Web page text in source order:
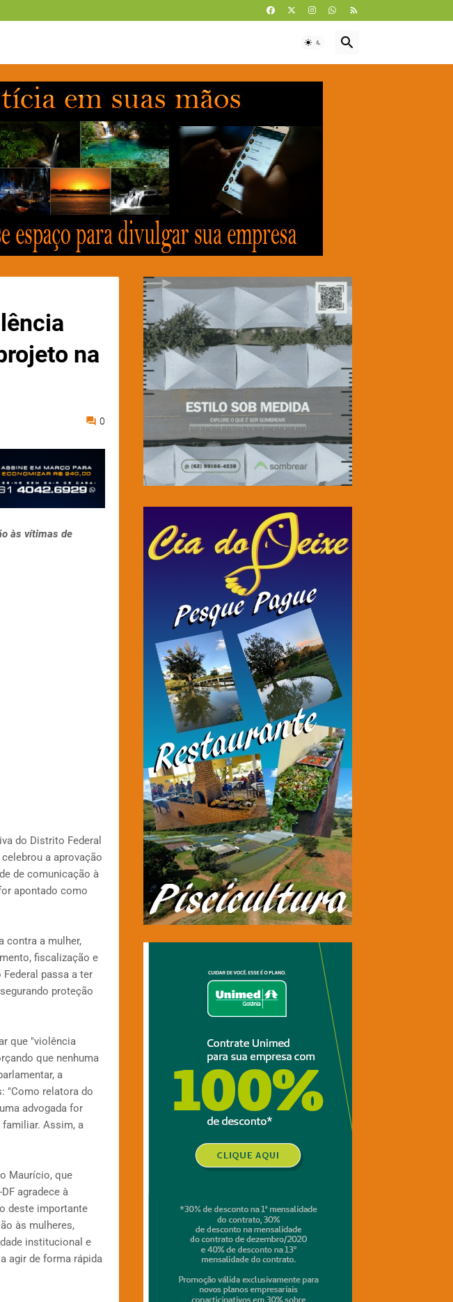
na
0
às vítimas de
do Distrito Federal
a aprovação
de comunicação à
apontado como
contra a mulher,
fiscalização e
passa a ter
proteção
que "violência
que nenhuma
a
"Como relatora do
advogada for
Assim, a
Maurício, que
agradece à
deste importante
às mulheres,
institucional e
agir de forma rápida